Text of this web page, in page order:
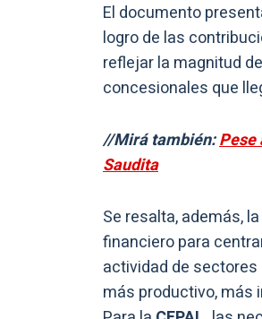
El documento
logro de las
reflejar la magnitud
concesionales que
//Mirá también:Pese
Saudita
Se resalta, además,
financiero para
actividad de
más productivo, más